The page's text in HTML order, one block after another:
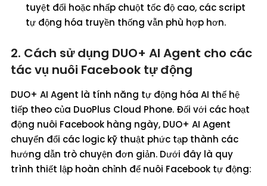
tuyệt đối hoặc nhấp chuột tốc độ cao, các script
tự động hóa truyền thống vẫn phù hợp hơn.
2. Cách sử dụng DUO+ AI Agent cho các
tác vụ nuôi Facebook tự động
DUO+ AI Agent là tính năng tự động hóa AI thế hệ
tiếp theo của DuoPlus Cloud Phone. Đối với các hoạt
động nuôi Facebook hàng ngày, DUO+ AI Agent
chuyển đổi các logic kỹ thuật phức tạp thành các
hướng dẫn trò chuyện đơn giản. Dưới đây là quy
trình thiết lập hoàn chỉnh để nuôi Facebook tự động: